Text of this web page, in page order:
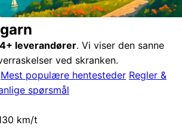
leverandører. Vi viser den sanne
ved skranken.
Mest populære hentesteder Regler &
spørsmål
km/t